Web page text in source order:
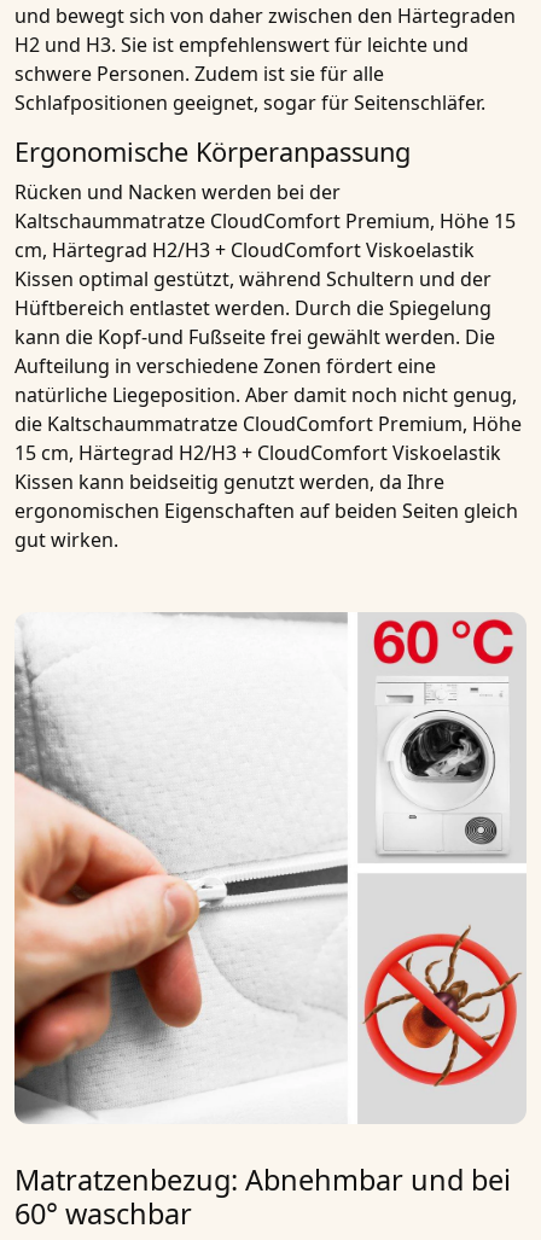
und bewegt sich von daher zwischen den Härtegraden
H2 und H3. Sie ist empfehlenswert für leichte und
schwere Personen. Zudem ist sie für alle
Schlafpositionen geeignet, sogar für Seitenschläfer.
Ergonomische Körperanpassung
Rücken und Nacken werden bei der
Kaltschaummatratze CloudComfort Premium, Höhe 15
cm, Härtegrad H2/H3 + CloudComfort Viskoelastik
Kissen optimal gestützt, während Schultern und der
Hüftbereich entlastet werden. Durch die Spiegelung
kann die Kopf-und Fußseite frei gewählt werden. Die
Aufteilung in verschiedene Zonen fördert eine
natürliche Liegeposition. Aber damit noch nicht genug,
die Kaltschaummatratze CloudComfort Premium, Höhe
15 cm, Härtegrad H2/H3 + CloudComfort Viskoelastik
Kissen kann beidseitig genutzt werden, da Ihre
ergonomischen Eigenschaften auf beiden Seiten gleich
gut wirken.
Matratzenbezug: Abnehmbar und bei
60° waschbar